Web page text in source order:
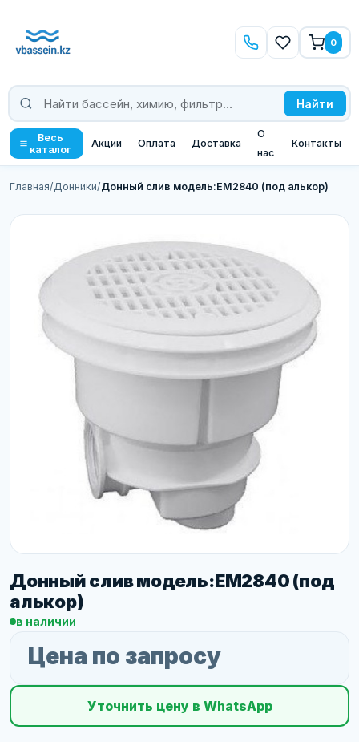
Найти
0
Весь
каталог
Акции Оплата Доставка
О
нас
Контакты
Главная/Донники/Донный слив модель:EM2840 (под алькор)
Донный слив модель:EM2840 (под
алькор)
в наличии
Цена по запросу
Уточнить цену в WhatsApp